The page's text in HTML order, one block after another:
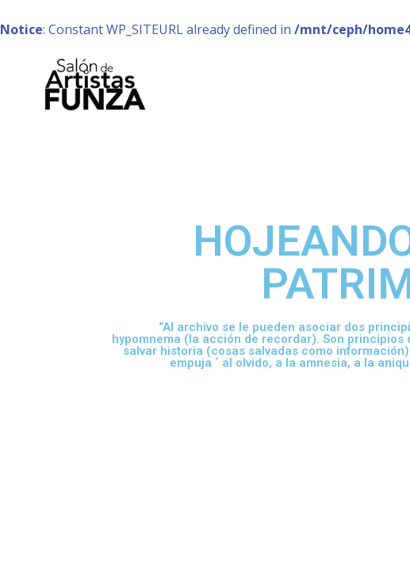
Notice: Constant WP_SITEURL already defined in /mnt/ceph/
“Al archivo se le pueden asociar dos
hypomnema (la acción de recordar). Son
salvar historia (cosas salvadas como
empuja ´ al olvido, a la amnesia, a la